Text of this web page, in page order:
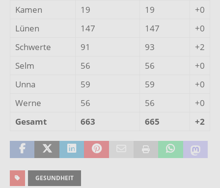
Kamen
19 19
+0
Lünen
147 147
+0
Schwerte
91 93
+2
Selm
56 56
+0
Unna
59 59
+0
Werne
56 56
+0
Gesamt
663 665 +2
GESUNDHEIT